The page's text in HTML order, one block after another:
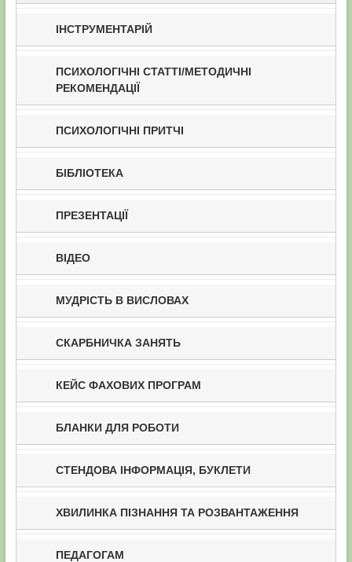
ІНСТРУМЕНТАРІЙ
ПСИХОЛОГІЧНІ СТАТТІ/МЕТОДИЧНІ
РЕКОМЕНДАЦІЇ
ПСИХОЛОГІЧНІ ПРИТЧІ
БІБЛІОТЕКА
ПРЕЗЕНТАЦІЇ
ВІДЕО
МУДРІСТЬ В ВИСЛОВАХ
СКАРБНИЧКА ЗАНЯТЬ
КЕЙС ФАХОВИХ ПРОГРАМ
БЛАНКИ ДЛЯ РОБОТИ
СТЕНДОВА ІНФОРМАЦІЯ, БУКЛЕТИ
ХВИЛИНКА ПІЗНАННЯ ТА РОЗВАНТАЖЕННЯ
ПЕДАГОГАМ